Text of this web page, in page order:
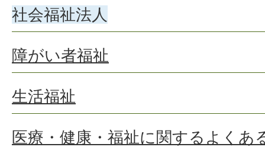
社会福祉法人
障がい者福祉
生活福祉
医療・健康・福祉に関するよくあ